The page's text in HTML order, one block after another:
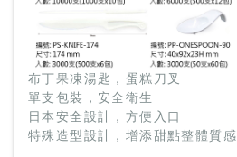
布丁果凍湯匙，蛋糕刀叉
單支包裝，安全衛生
日本安全設計，方便入口
特殊造型設計，增添甜點整體質感